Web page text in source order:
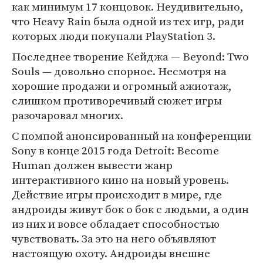
как минимум 17 концовок. Неудивительно,
что Heavy Rain была одной из тех игр, ради
которых люди покупали PlayStation 3.
Последнее творение Кейджа — Beyond: Two
Souls — довольно спорное. Несмотря на
хорошие продажи и огромный ажиотаж,
слишком противоречивый сюжет игры
разочаровал многих.
С помпой анонсированный на конференции
Sony в конце 2015 года Detroit: Become
Human должен вывести жанр
интерактивного кино на новый уровень.
Действие игры происходит в мире, где
андроиды живут бок о бок с людьми, а один
из них и вовсе обладает способностью
чувствовать. За это на него объявляют
настоящую охоту. Андроиды внешне